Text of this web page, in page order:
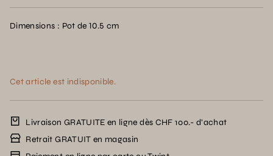
Dimensions : Pot de 10.5 cm
Cet article est indisponible.
Livraison GRATUITE en ligne dès CHF 100.- d’achat
Retrait GRATUIT en magasin